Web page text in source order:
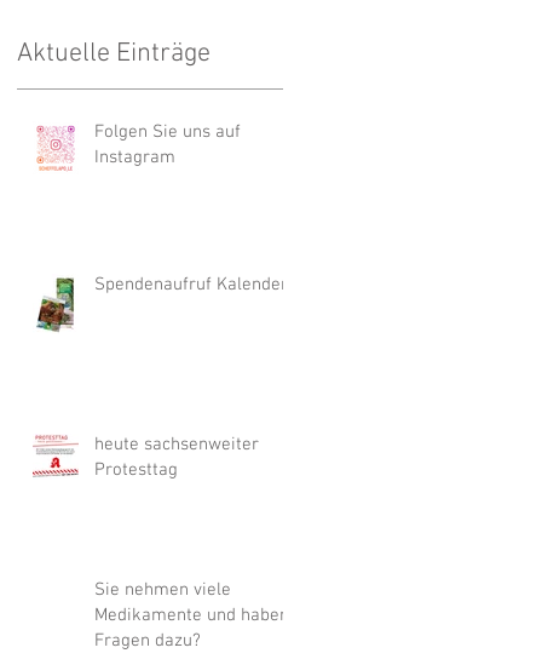
Aktuelle Einträge
Folgen Sie uns auf
Instagram
Spendenaufruf Kalender
heute sachsenweiter
Protesttag
Sie nehmen viele
Medikamente und haben
Fragen dazu?